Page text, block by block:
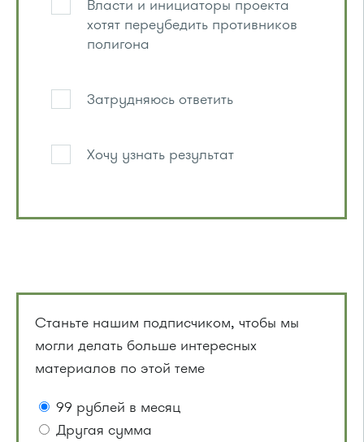
Власти и инициаторы проекта
хотят переубедить противников
полигона
Затрудняюсь ответить
Хочу узнать результат
Станьте нашим подписчиком, чтобы мы
могли делать больше интересных
материалов по этой теме
99 рублей в месяц
Другая сумма